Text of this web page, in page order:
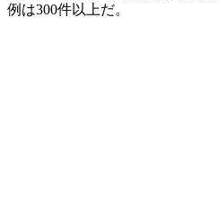
例は300件以上だ。